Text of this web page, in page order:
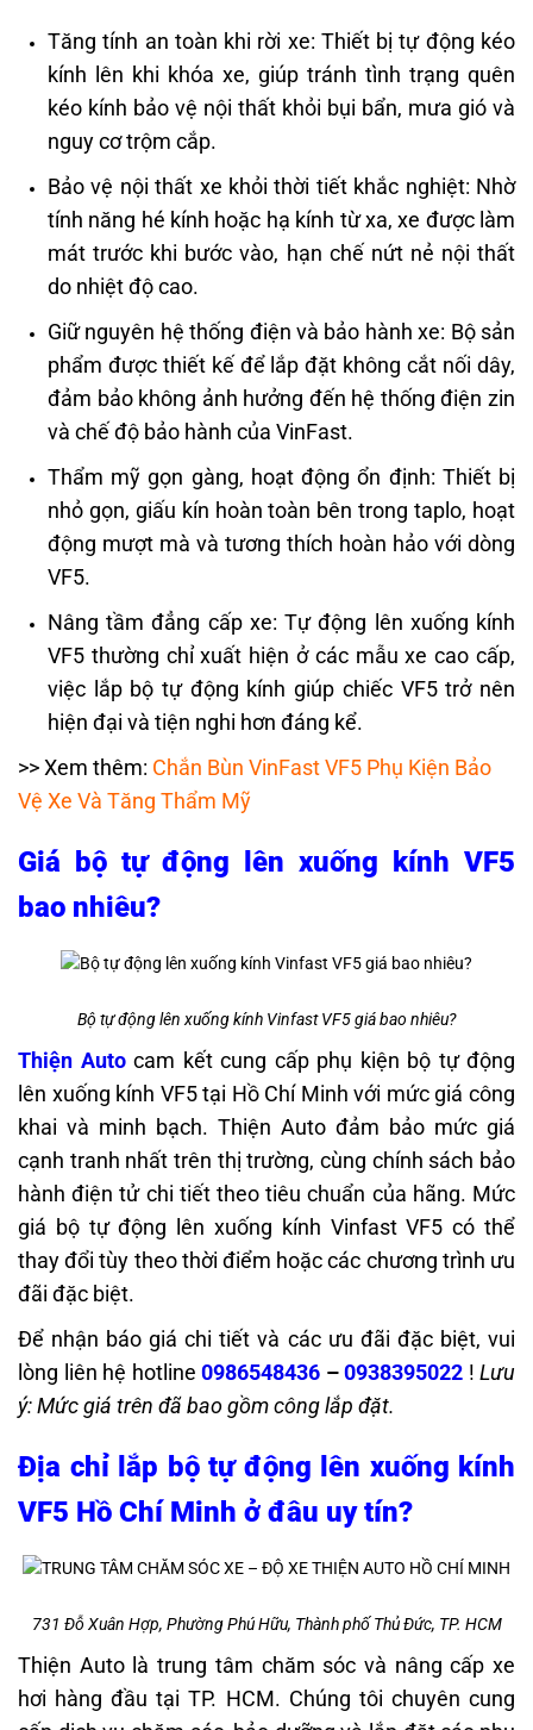
Tăng tính an toàn khi rời xe: Thiết bị tự động kéo
kính lên khi khóa xe, giúp tránh tình trạng quên
kéo kính bảo vệ nội thất khỏi bụi bẩn, mưa gió và
nguy cơ trộm cắp.
Bảo vệ nội thất xe khỏi thời tiết khắc nghiệt: Nhờ
tính năng hé kính hoặc hạ kính từ xa, xe được làm
mát trước khi bước vào, hạn chế nứt nẻ nội thất
do nhiệt độ cao.
Giữ nguyên hệ thống điện và bảo hành xe: Bộ sản
phẩm được thiết kế để lắp đặt không cắt nối dây,
đảm bảo không ảnh hưởng đến hệ thống điện zin
và chế độ bảo hành của VinFast.
Thẩm mỹ gọn gàng, hoạt động ổn định: Thiết bị
nhỏ gọn, giấu kín hoàn toàn bên trong taplo, hoạt
động mượt mà và tương thích hoàn hảo với dòng
VF5.
Nâng tầm đẳng cấp xe: Tự động lên xuống kính
VF5 thường chỉ xuất hiện ở các mẫu xe cao cấp,
việc lắp bộ tự động kính giúp chiếc VF5 trở nên
hiện đại và tiện nghi hơn đáng kể.
>> Xem thêm: Chắn Bùn VinFast VF5 Phụ Kiện Bảo
Vệ Xe Và Tăng Thẩm Mỹ
Giá bộ tự động lên xuống kính VF5
bao nhiêu?
Bộ tự động lên xuống kính Vinfast VF5 giá bao nhiêu?
Thiện Autocam kết cung cấp phụ kiện bộ tự động
lên xuống kính VF5 tại Hồ Chí Minh với mức giá công
khai và minh bạch. Thiện Auto đảm bảo mức giá
cạnh tranh nhất trên thị trường, cùng chính sách bảo
hành điện tử chi tiết theo tiêu chuẩn của hãng. Mức
giá bộ tự động lên xuống kính Vinfast VF5 có thể
thay đổi tùy theo thời điểm hoặc các chương trình ưu
đãi đặc biệt.
Để nhận báo giá chi tiết và các ưu đãi đặc biệt, vui
lòng liên hệ hotline 0986548436 –0938395022 ! Lưu
ý: Mức giá trên đã bao gồm công lắp đặt.
Địa chỉ lắp bộ tự động lên xuống kính
VF5 Hồ Chí Minh ở đâu uy tín?
731 Đỗ Xuân Hợp, Phường Phú Hữu, Thành phố Thủ Đức, TP. HCM
Thiện Autolà trung tâm chăm sóc và nâng cấp xe
hơi hàng đầu tại TP. HCM. Chúng tôi chuyên cung